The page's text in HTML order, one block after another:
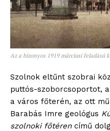
Az a bizonyos 1919 márciusi feladású
Szolnok eltűnt szobrai
puttós-szoborcsoportot,
a város főterén, az ott
Barabás Imre geológus
szolnoki főtérencímű